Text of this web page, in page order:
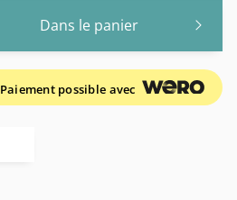
Dans le panier
Paiement possible avec